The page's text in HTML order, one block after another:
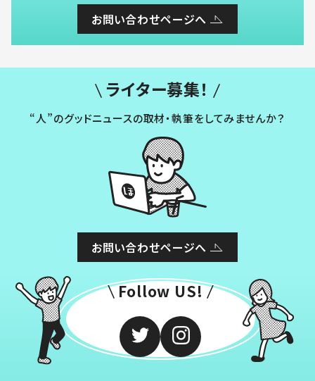
お問い合わせページへ
ライター募集！
“人”のグッドニュースの取材・執筆をしてみませんか？
お問い合わせページへ
Follow US!